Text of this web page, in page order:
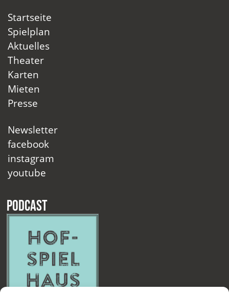
Startseite
Spielplan
Aktuelles
Theater
Karten
Mieten
Presse
Newsletter
facebook
instagram
youtube
Podcast